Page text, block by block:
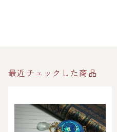
最近チェックした商品